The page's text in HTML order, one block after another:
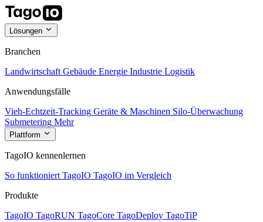
Lösungen
Branchen
Landwirtschaft Gebäude Energie Industrie Logistik
Anwendungsfälle
Vieh-Echtzeit-Tracking Geräte & Maschinen Silo-Überwachung
Submetering Mehr
Plattform
TagoIO kennenlernen
So funktioniert TagoIO TagoIO im Vergleich
Produkte
TagoIO TagoRUN TagoCore TagoDeploy TagoTiP